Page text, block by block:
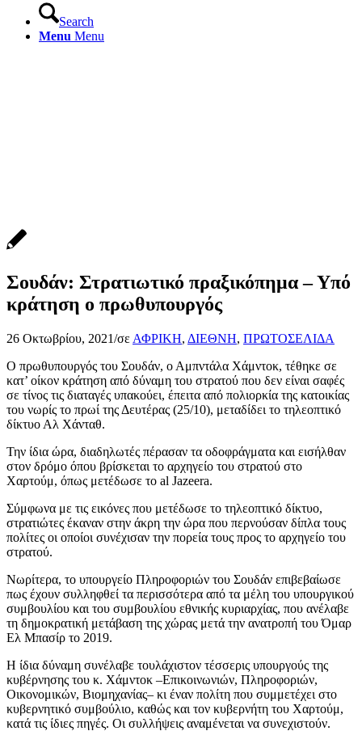
Search
Menu Menu
Σουδάν: Στρατιωτικό πραξικόπημα – Υπό
κράτηση ο πρωθυπουργός
26 Οκτωβρίου, 2021/σε ΑΦΡΙΚΗ, ΔΙΕΘΝΗ, ΠΡΩΤΟΣΕΛΙΔΑ
Ο πρωθυπουργός του Σουδάν, ο Αμπντάλα Χάμντοκ, τέθηκε σε
κατ’ οίκον κράτηση από δύναμη του στρατού που δεν είναι σαφές
σε τίνος τις διαταγές υπακούει, έπειτα από πολιορκία της κατοικίας
του νωρίς το πρωί της Δευτέρας (25/10), μεταδίδει το τηλεοπτικό
δίκτυο Αλ Χάνταθ.
Την ίδια ώρα, διαδηλωτές πέρασαν τα οδοφράγματα και εισήλθαν
στον δρόμο όπου βρίσκεται το αρχηγείο του στρατού στο
Χαρτούμ, όπως μετέδωσε το al Jazeera.
Σύμφωνα με τις εικόνες που μετέδωσε το τηλεοπτικό δίκτυο,
στρατιώτες έκαναν στην άκρη την ώρα που περνούσαν δίπλα τους
πολίτες οι οποίοι συνέχισαν την πορεία τους προς το αρχηγείο του
στρατού.
Νωρίτερα, το υπουργείο Πληροφοριών του Σουδάν επιβεβαίωσε
πως έχουν συλληφθεί τα περισσότερα από τα μέλη του υπουργικού
συμβουλίου και του συμβουλίου εθνικής κυριαρχίας, που ανέλαβε
τη δημοκρατική μετάβαση της χώρας μετά την ανατροπή του Όμαρ
Ελ Μπασίρ το 2019.
Η ίδια δύναμη συνέλαβε τουλάχιστον τέσσερις υπουργούς της
κυβέρνησης του κ. Χάμντοκ –Επικοινωνιών, Πληροφοριών,
Οικονομικών, Βιομηχανίας– κι έναν πολίτη που συμμετέχει στο
κυβερνητικό συμβούλιο, καθώς και τον κυβερνήτη του Χαρτούμ,
κατά τις ίδιες πηγές. Οι συλλήψεις αναμένεται να συνεχιστούν.